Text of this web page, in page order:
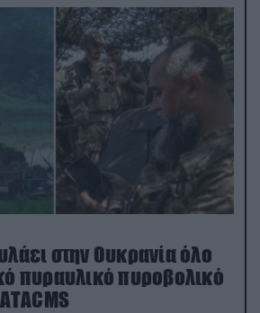
στην Ουκρανία όλο
πυραυλικό πυροβολικό